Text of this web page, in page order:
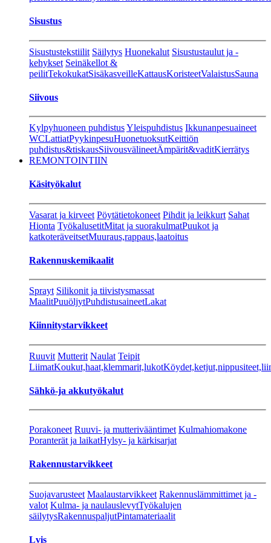
Sisustus
Sisustustekstiilit Säilytys Huonekalut Sisustustaulut ja -
kehykset Seinäkellot &
peilitTekokukatSisäkasveilleKattausKoristeetValaistusSauna
Siivous
Kylpyhuoneen puhdistusYleispuhdistus Ikkunanpesuaineet
WCLattiatPyykinpesuHuonetuoksutKeittiön
puhdistus&tiskausSiivousvälineetÄmpärit&vaditKierrätys
REMONTOINTIIN
Käsityökalut
Vasarat ja kirveet Pöytätietokoneet Pihdit ja leikkurt Sahat
Hionta TyökalusetitMitat ja suorakulmatPuukot ja
katkoteräveitsetMuuraus,rappaus,laatoitus
Rakennuskemikaalit
Sprayt Silikonit ja tiivistysmassat
MaalitPuuöljytPuhdistusaineetLakat
Kiinnitystarvikkeet
Ruuvit Mutterit Naulat Teipit
LiimatKoukut,haat,klemmarit,lukot
Sähkö-ja akkutyökalut
Porakoneet Ruuvi- ja mutterivääntimet Kulmahiomakone
Poranterät ja laikatHylsy- ja kärkisarjat
Rakennustarvikkeet
Suojavarusteet Maalaustarvikkeet Rakennuslämmittimet ja -
valot Kulma- ja naulauslevytTyökalujen
säilytysRakennuspaljutPintamateriaalit
Lvis